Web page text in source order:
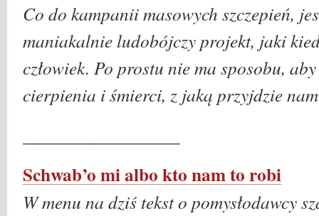
Co do kampanii masowych szczepień,
maniakalnie ludobójczy projekt, jaki
człowiek. Po prostu nie ma sposobu,
cierpienia i śmierci, z jaką przyjdzie
Schwab’o mi albo kto nam to robi
W menu na dziś tekst o pomysłodawcy